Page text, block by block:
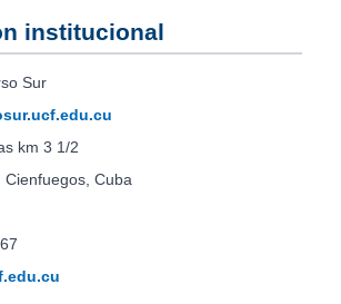
institucional
Sur
km 3 1/2
Cuba